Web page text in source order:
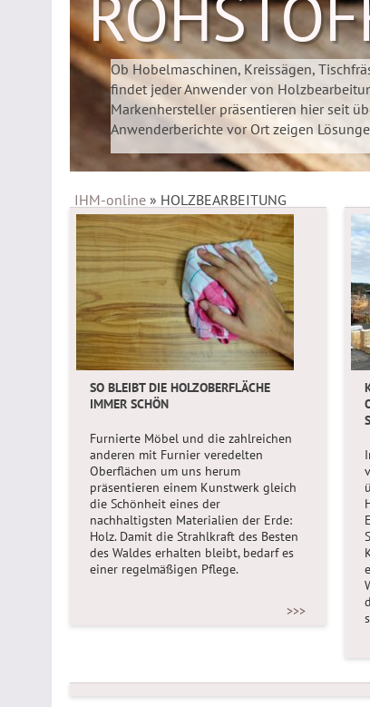
Ob Hobelmaschinen, Kreissägen,
findet jeder Anwender von
Markenhersteller präsentieren hier seit
Anwenderberichte vor Ort zeigen
IHM-online » HOLZBEARBEITUNG
SO BLEIBT DIE HOLZOBERFLÄCHE
IMMER SCHÖN
Furnierte Möbel und die zahlreichen
anderen mit Furnier veredelten
Oberflächen um uns herum
präsentieren einem Kunstwerk gleich
die Schönheit eines der
nachhaltigsten Materialien der Erde:
Holz. Damit die Strahlkraft des Besten
des Waldes erhalten bleibt, bedarf es
einer regelmäßigen Pflege.
>>>